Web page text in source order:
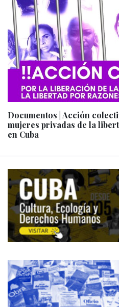
Documentos | Acción
mujeres privadas de la
en Cuba